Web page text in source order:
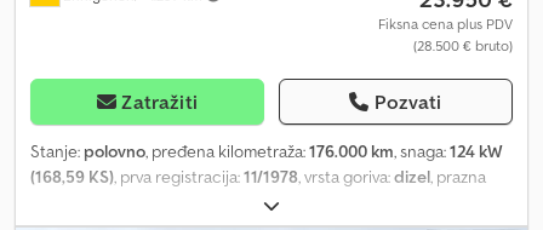
Fiksna cena plus PDV
(28.500 € bruto)
Zatražiti Pozvati
Stanje: polovno, pređena kilometraža:176.000 km, snaga:124 kW
(168,59 KS), prva registracija:11/1978, vrsta goriva:dizel, prazna
, ukupna težina: